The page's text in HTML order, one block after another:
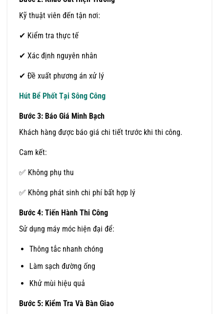
Kỹ thuật viên đến tận nơi:
✔ Kiểm tra thực tế
✔ Xác định nguyên nhân
✔ Đề xuất phương án xử lý
Hút Bể Phốt Tại Sông Công
Bước 3: Báo Giá Minh Bạch
Khách hàng được báo giá chi tiết trước khi thi công.
Cam kết:
✅ Không phụ thu
✅ Không phát sinh chi phí bất hợp lý
Bước 4: Tiến Hành Thi Công
Sử dụng máy móc hiện đại để:
Thông tắc nhanh chóng
Làm sạch đường ống
Khử mùi hiệu quả
Bước 5: Kiểm Tra Và Bàn Giao